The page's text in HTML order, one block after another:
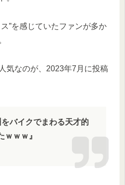
”を感じていたファンが多か
気なのが、2023年7月に投稿
バイクでまわる天才的
ｗｗ』